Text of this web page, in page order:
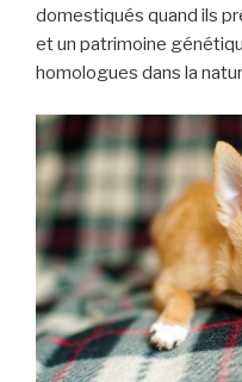
domestiqués quand ils
et un patrimoine
homologues dans la